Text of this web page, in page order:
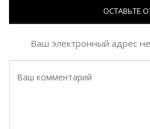
ОСТАВЬТЕ
Ваш электронный адрес